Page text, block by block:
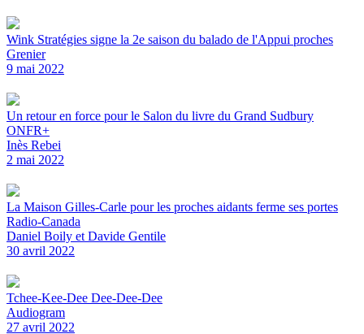
Wink Stratégies signe la 2e saison du balado de l'Appui proches
Grenier
9 mai 2022
Un retour en force pour le Salon du livre du Grand Sudbury
ONFR+
Inès Rebei
2 mai 2022
La Maison Gilles-Carle pour les proches aidants ferme ses portes
Radio-Canada
Daniel Boily et Davide Gentile
30 avril 2022
Tchee-Kee-Dee Dee-Dee-Dee
Audiogram
27 avril 2022